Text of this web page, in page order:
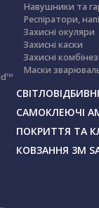
Навушники та
Респіратори,
Захисні окуляри
Захисні каски
Захисні
Маски
САМОКЛЕЮЧІ
ПОКРИТТЯ ТА
КОВЗАННЯ 3М